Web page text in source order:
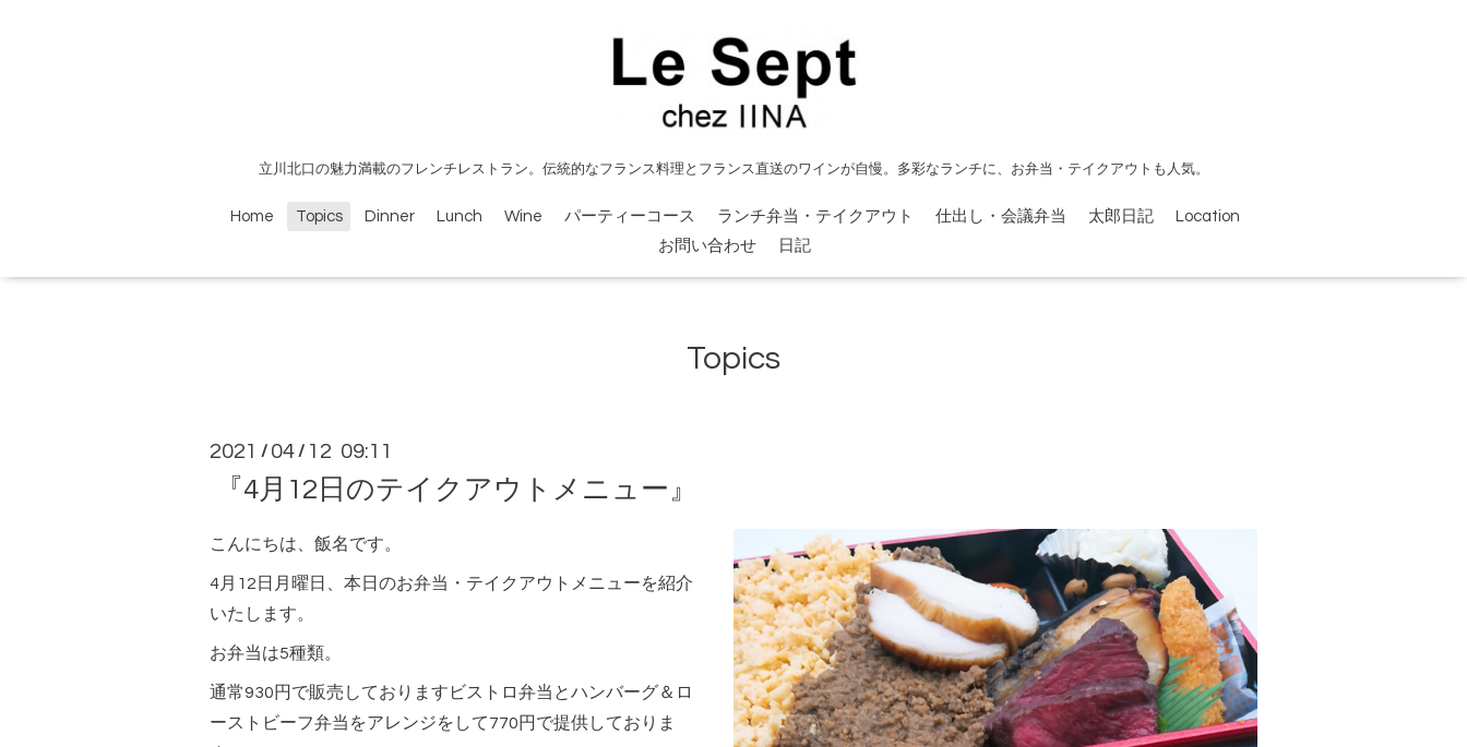
立川北口の魅力満載のフレンチレストラン。伝統的なフランス料理とフランス直送のワインが自慢。多彩なランチに、お弁当・テイクアウトも人気。
Home Topics Dinner Lunch Wine パーティーコース ランチ弁当・テイクアウト 仕出し・会議弁当 太郎日記
Location
お問い合わせ
日記
Topics
2021 / 04 / 12 09:11
『4月12日のテイクアウトメニュー』
こんにちは、飯名です。
4月12日月曜日、本日のお弁当・テイクアウトメニューを紹介
いたします。
お弁当は5種類。
通常930円で販売しておりますビストロ弁当とハンバーグ＆ロ
ーストビーフ弁当をアレンジをして770円で提供しておりま